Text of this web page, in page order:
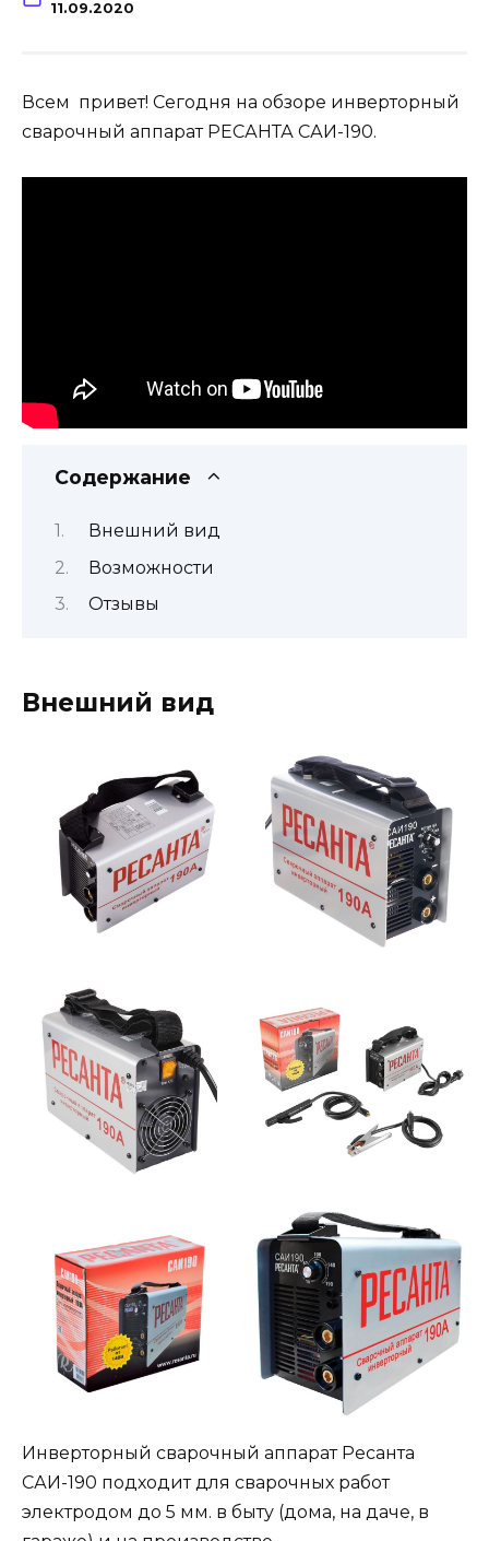
11.09.2020
Всем привет! Сегодня на обзоре инверторный
сварочный аппарат РЕСАНТА САИ-190.
Содержание
Внешний вид
Возможности
Отзывы
Внешний вид
Инверторный сварочный аппарат Ресанта
САИ-190 подходит для сварочных работ
электродом до 5 мм. в быту (дома, на даче, в